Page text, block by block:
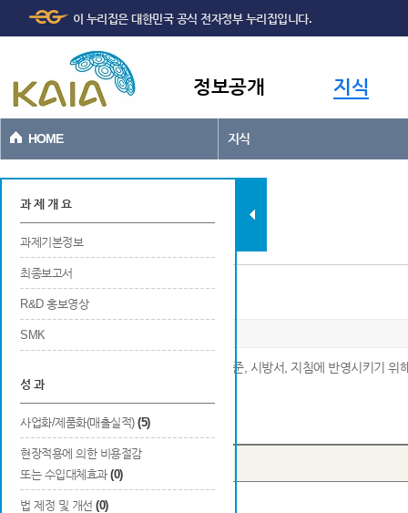
본문바로가기
이 누리집은 대한민국 공식 전자정부 누리집입니다.
정보공개 지식
HOME 지식
과제현황
과 제 개 요
과제기본정보
최종보고서
R&D 홍보영상
SMK
성 과
사업화/제품화(매출실적) (5)
현장적용에 의한 비용절감
또는 수입대체효과 (0)
법 제정 및 개선 (0)
설계기준, 시방서, 지침에 제안
※ 연구개발 결과가 공공적인 목적으로 설계기준, 시방서, 지침에 반영시키기 위
Total0건
번호 종류